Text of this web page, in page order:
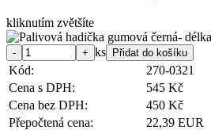
kliknutím zvětšíte
ks
Kód:
270-0321
Cena s DPH:
545 Kč
Cena bez DPH:
450 Kč
Přepočtená cena:
22,39 EUR